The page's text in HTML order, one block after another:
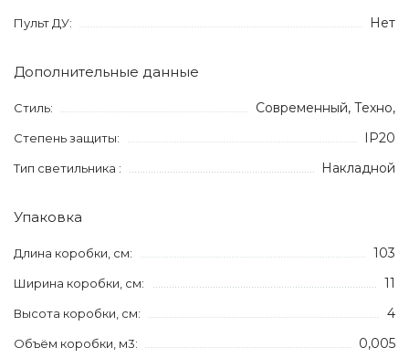
Пульт ДУ: Нет
Дополнительные данные
Стиль: Современный, Техно,
Степень защиты: IP20
Тип светильника : Накладной
Упаковка
Длина коробки, см: 103
Ширина коробки, см: 11
Высота коробки, см: 4
Объём коробки, м3: 0,005